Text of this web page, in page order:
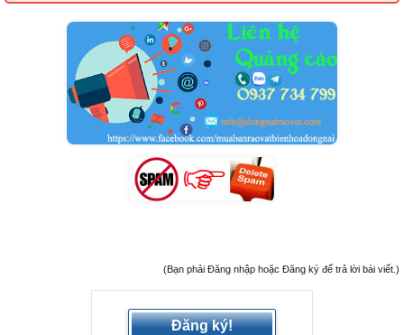
(Bạn phải Đăng nhập hoặc Đăng ký để trả lời bài viết.)
Đăng ký!